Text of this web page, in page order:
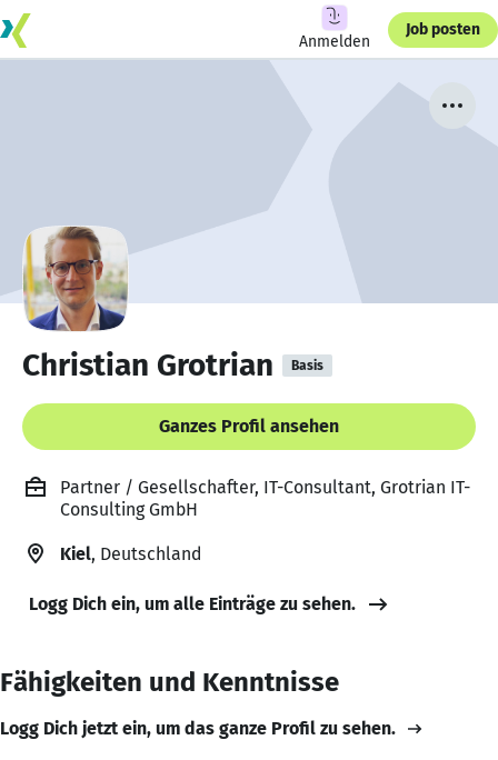
Anmelden
Job posten
Christian Grotrian Basis
Ganzes Profil ansehen
Partner / Gesellschafter, IT-Consultant, Grotrian IT-
Consulting GmbH
Kiel, Deutschland
Logg Dich ein, um alle Einträge zu sehen.
Fähigkeiten und Kenntnisse
Logg Dich jetzt ein, um das ganze Profil zu sehen.